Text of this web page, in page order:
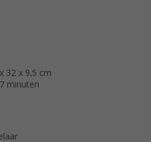
32 x 9,5 cm
minuten